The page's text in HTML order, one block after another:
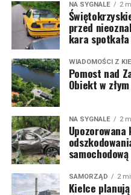
NA SYGNALE 2
przed
kara
WIADOMOŚCI Z
Pomost nad
Obiekt w
NA SYGNALE 2
SAMORZĄD 2
Kielce